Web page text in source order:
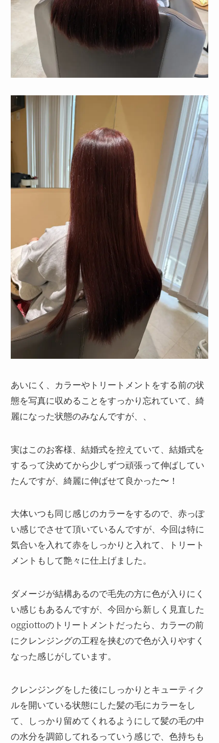
あいにく、カラーやトリートメントをする前の状
態を写真に収めることをすっかり忘れていて、綺
麗になった状態のみなんですが、、
実はこのお客様、結婚式を控えていて、結婚式を
するって決めてから少しずつ頑張って伸ばしてい
たんですが、綺麗に伸ばせて良かった〜！
大体いつも同じ感じのカラーをするので、赤っぽ
い感じでさせて頂いているんですが、今回は特に
気合いを入れて赤をしっかりと入れて、トリート
メントもして艶々に仕上げました。
ダメージが結構あるので毛先の方に色が入りにく
い感じもあるんですが、今回から新しく見直した
oggiottoのトリートメントだったら、カラーの前
にクレンジングの工程を挟むので色が入りやすく
なった感じがしています。
クレンジングをした後にしっかりとキューティク
ルを開いている状態にした髪の毛にカラーをし
て、しっかり留めてくれるようにして髪の毛の中
の水分を調節してれるっていう感じで、色持ちも